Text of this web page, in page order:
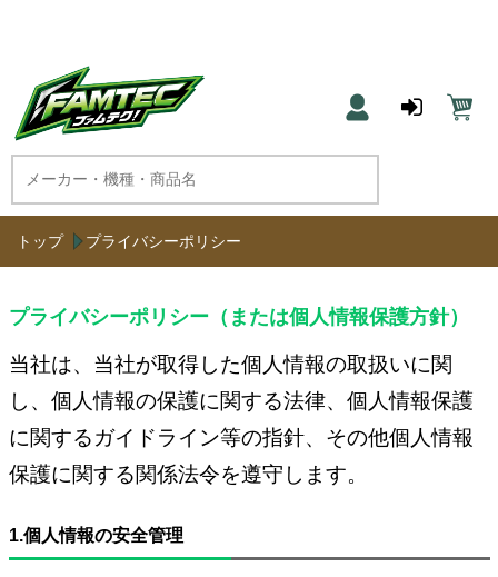
トップ プライバシーポリシー
プライバシーポリシー（または個人情報保護方針）
当社は、当社が取得した個人情報の取扱いに関
し、個人情報の保護に関する法律、個人情報保護
に関するガイドライン等の指針、その他個人情報
保護に関する関係法令を遵守します。
1.個人情報の安全管理